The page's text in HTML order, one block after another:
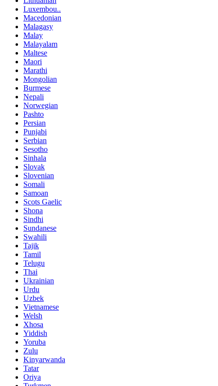
Luxembou..
Macedonian
Malagasy
Malay
Malayalam
Maltese
Maori
Marathi
Mongolian
Burmese
Nepali
Norwegian
Pashto
Persian
Punjabi
Serbian
Sesotho
Sinhala
Slovak
Slovenian
Somali
Samoan
Scots Gaelic
Shona
Sindhi
Sundanese
Swahili
Tajik
Tamil
Telugu
Thai
Ukrainian
Urdu
Uzbek
Vietnamese
Welsh
Xhosa
Yiddish
Yoruba
Zulu
Kinyarwanda
Tatar
Oriya